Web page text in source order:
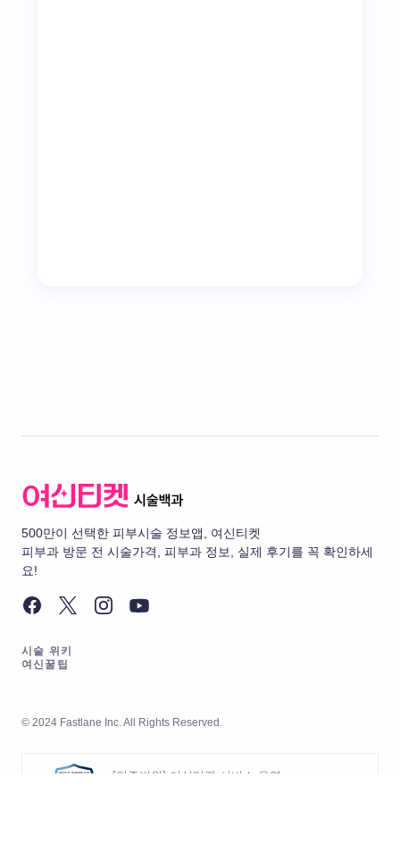
500만이 선택한 피부시술 정보앱, 여신티켓
피부과 방문 전 시술가격, 피부과 정보, 실제 후기를 꼭 확인하세
요!
시술 위키
여신꿀팁
© 2024 Fastlane Inc. All Rights Reserved.
[인증범위] 여신티켓 서비스 운영